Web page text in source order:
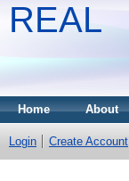
REAL
Home About
Login Create Account